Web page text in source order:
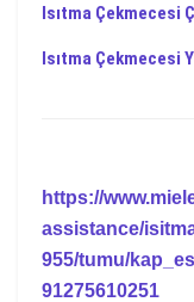
Isıtma Çekmecesi
Isıtma Çekmecesi
https://
assistance/
955/tumu/
91275610251